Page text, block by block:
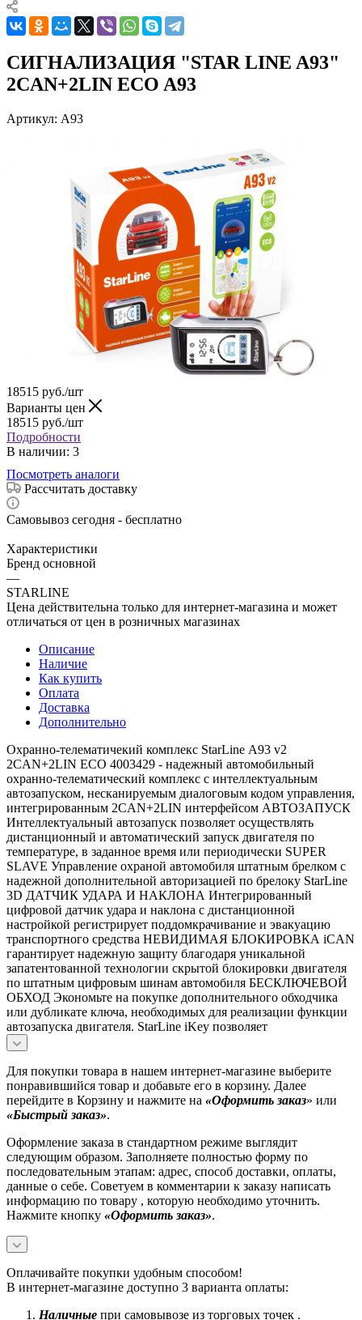
СИГНАЛИЗАЦИЯ "STAR LINE A93"
2CAN+2LIN ECO A93
Артикул: A93
18515 руб./шт
Варианты цен
18515 руб./шт
Подробности
В наличии: 3
Посмотреть аналоги
Рассчитать доставку
Самовывоз сегодня - бесплатно
Характеристики
Бренд основной
—
STARLINE
Цена действительна только для интернет-магазина и может
отличаться от цен в розничных магазинах
Описание
Наличие
Как купить
Оплата
Доставка
Дополнительно
Охранно-телематичекий комплекс StarLine А93 v2
2CAN+2LIN ECO 4003429 - надежный автомобильный
охранно-телематический комплекс с интеллектуальным
автозапуском, несканируемым диалоговым кодом управления,
интегрированным 2CAN+2LIN интерфейсом АВТОЗАПУСК
Интеллектуальный автозапуск позволяет осуществлять
дистанционный и автоматический запуск двигателя по
температуре, в заданное время или периодически SUPER
SLAVE Управление охраной автомобиля штатным брелком с
надежной дополнительной авторизацией по брелоку StarLine
3D ДАТЧИК УДАРА И НАКЛОНА Интегрированный
цифровой датчик удара и наклона с дистанционной
настройкой регистрирует поддомкрачивание и эвакуацию
транспортного средства НЕВИДИМАЯ БЛОКИРОВКА iCAN
гарантирует надежную защиту благодаря уникальной
запатентованной технологии скрытой блокировки двигателя
по штатным цифровым шинам автомобиля БЕСКЛЮЧЕВОЙ
ОБХОД Экономьте на покупке дополнительного обходчика
или дубликате ключа, необходимых для реализации функции
автозапуска двигателя. StarLine iKey позволяет
Для покупки товара в нашем интернет-магазине выберите
понравившийся товар и добавьте его в корзину. Далее
перейдите в Корзину и нажмите на «Оформить заказ» или
«Быстрый заказ».
Оформление заказа в стандартном режиме выглядит
следующим образом. Заполняете полностью форму по
последовательным этапам: адрес, способ доставки, оплаты,
данные о себе. Советуем в комментарии к заказу написать
информацию по товару , которую необходимо уточнить.
Нажмите кнопку «Оформить заказ».
Оплачивайте покупки удобным способом!
В интернет-магазине доступно 3 варианта оплаты:
Наличные при самовывозе из торговых точек .